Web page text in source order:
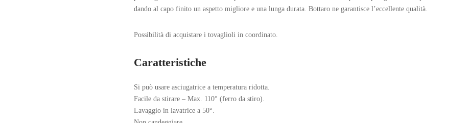
dando al capo finito un aspetto migliore e una lunga durata. Bottaro ne garantisce l’eccellente qualità.
Possibilità di acquistare i tovaglioli in coordinato.
Caratteristiche
Si può usare asciugatrice a temperatura ridotta.
Facile da stirare – Max. 110° (ferro da stiro).
Lavaggio in lavatrice a 50°.